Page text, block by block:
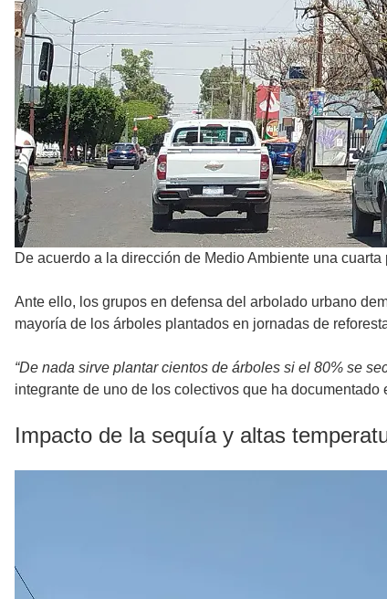
De acuerdo a la dirección de Medio Ambiente una
Ante ello, los grupos en defensa del arbolado urbano
mayoría de los árboles plantados en jornadas de
“De nada sirve plantar cientos de árboles si el 80% se
integrante de uno de los colectivos que ha
Impacto de la sequía y altas